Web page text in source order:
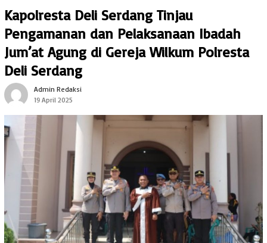
Kapolresta Deli Serdang Tinjau
Pengamanan dan Pelaksanaan Ibadah
Jum’at Agung di Gereja Wilkum Polresta
Deli Serdang
Admin Redaksi
19 April 2025